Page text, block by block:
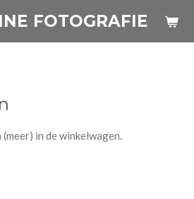
FOTOGRAFIE
in de winkelwagen.